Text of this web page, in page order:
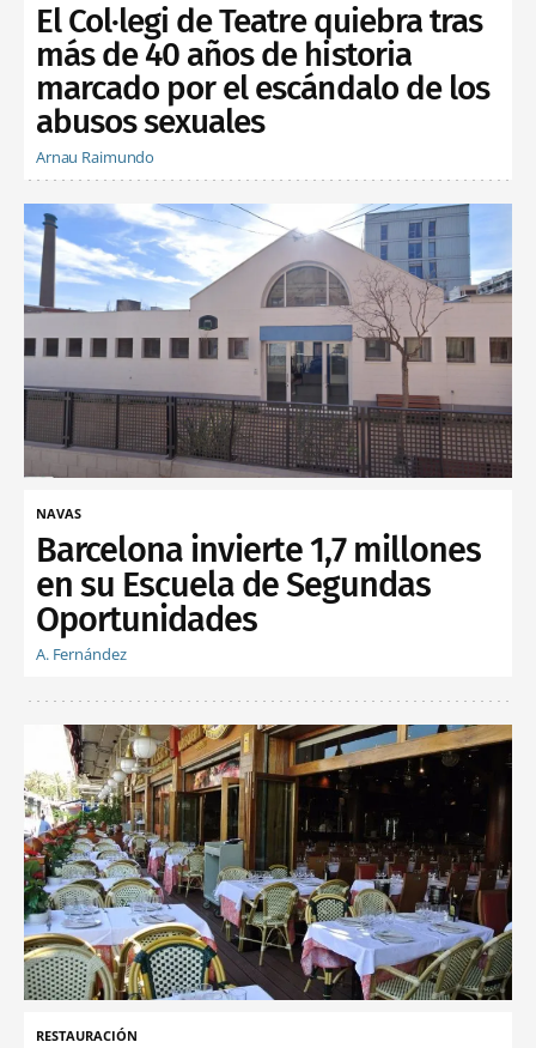
El Col·legi de Teatre quiebra tras
más de 40 años de historia
marcado por el escándalo de los
abusos sexuales
Arnau Raimundo
NAVAS
Barcelona invierte 1,7 millones
en su Escuela de Segundas
Oportunidades
A. Fernández
RESTAURACIÓN